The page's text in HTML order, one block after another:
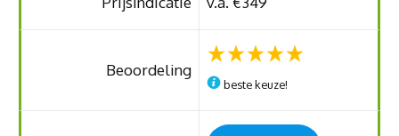
Beoordeling
beste keuze!